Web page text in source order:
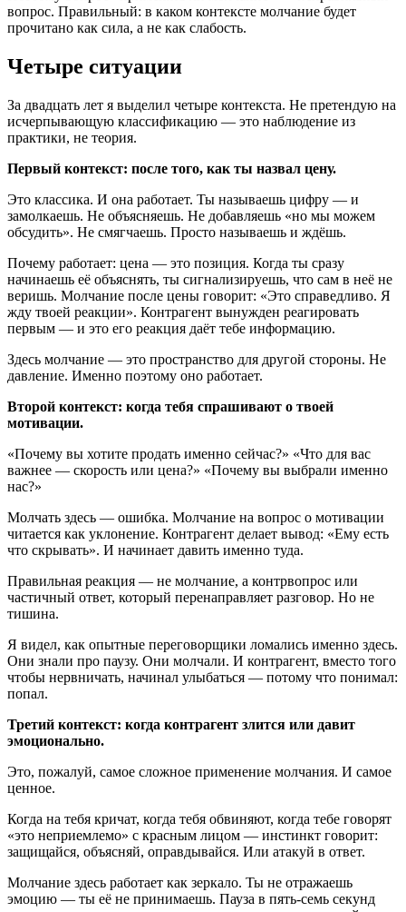
вопрос. Правильный: в каком контексте молчание будет
прочитано как сила, а не как слабость.
Четыре ситуации
За двадцать лет я выделил четыре контекста. Не претендую на
исчерпывающую классификацию — это наблюдение из
практики, не теория.
Первый контекст: после того, как ты назвал цену.
Это классика. И она работает. Ты называешь цифру — и
замолкаешь. Не объясняешь. Не добавляешь «но мы можем
обсудить». Не смягчаешь. Просто называешь и ждёшь.
Почему работает: цена — это позиция. Когда ты сразу
начинаешь её объяснять, ты сигнализируешь, что сам в неё не
веришь. Молчание после цены говорит: «Это справедливо. Я
жду твоей реакции». Контрагент вынужден реагировать
первым — и это его реакция даёт тебе информацию.
Здесь молчание — это пространство для другой стороны. Не
давление. Именно поэтому оно работает.
Второй контекст: когда тебя спрашивают о твоей
мотивации.
«Почему вы хотите продать именно сейчас?» «Что для вас
важнее — скорость или цена?» «Почему вы выбрали именно
нас?»
Молчать здесь — ошибка. Молчание на вопрос о мотивации
читается как уклонение. Контрагент делает вывод: «Ему есть
что скрывать». И начинает давить именно туда.
Правильная реакция — не молчание, а контрвопрос или
частичный ответ, который перенаправляет разговор. Но не
тишина.
Я видел, как опытные переговорщики ломались именно здесь.
Они знали про паузу. Они молчали. И контрагент, вместо того
чтобы нервничать, начинал улыбаться — потому что понимал:
попал.
Третий контекст: когда контрагент злится или давит
эмоционально.
Это, пожалуй, самое сложное применение молчания. И самое
ценное.
Когда на тебя кричат, когда тебя обвиняют, когда тебе говорят
«это неприемлемо» с красным лицом — инстинкт говорит:
защищайся, объясняй, оправдывайся. Или атакуй в ответ.
Молчание здесь работает как зеркало. Ты не отражаешь
эмоцию — ты её не принимаешь. Пауза в пять-семь секунд